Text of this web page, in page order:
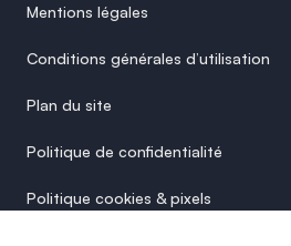
Mentions légales
Conditions générales d’utilisation
Plan du site
Politique de confidentialité
Politique cookies & pixels